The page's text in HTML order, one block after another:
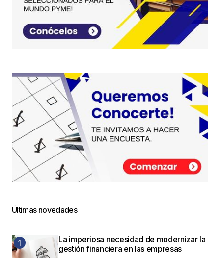
Últimas novedades
La imperiosa necesidad de modernizar la
gestión financiera en las empresas